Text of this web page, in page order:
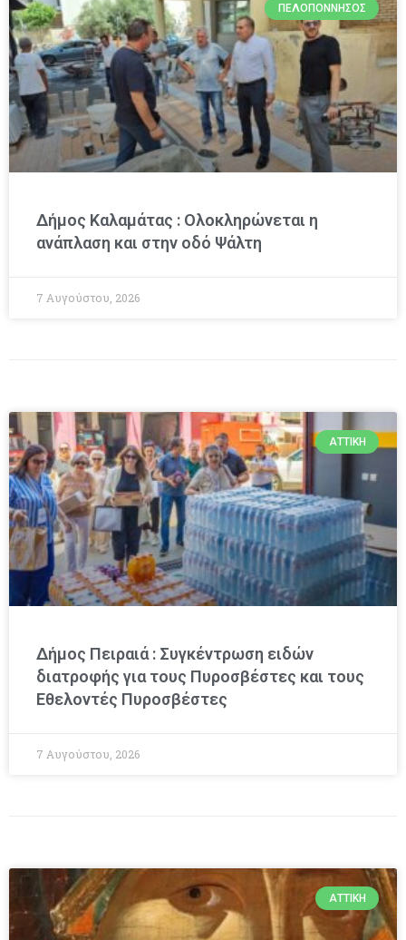
ΠΕΛΟΠΌΝΝΗΣΟΣ
Δήμος Καλαμάτας : Ολοκληρώνεται η
ανάπλαση και στην οδό Ψάλτη
7 Αυγούστου, 2026
ΑΤΤΙΚΉ
Δήμος Πειραιά : Συγκέντρωση ειδών
διατροφής για τους Πυροσβέστες και τους
Εθελοντές Πυροσβέστες
7 Αυγούστου, 2026
ΑΤΤΙΚΉ